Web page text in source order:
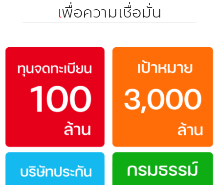
เพื่อความเชื่อมั่น